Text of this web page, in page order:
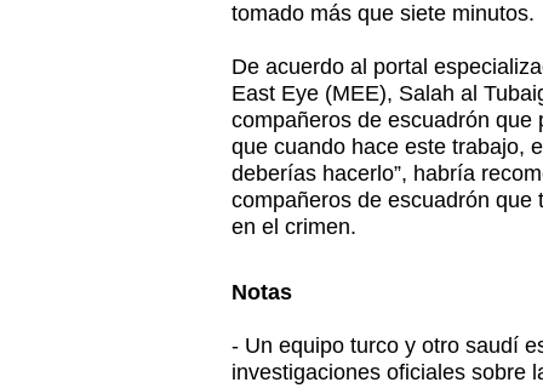
tomado más que siete minutos.
De acuerdo al portal
East Eye (MEE), Salah al
compañeros de escuadrón que
que cuando hace este trabajo,
deberías hacerlo”, habría
compañeros de escuadrón
en el crimen.
Notas
- Un equipo turco y otro saudí
investigaciones oficiales sobre